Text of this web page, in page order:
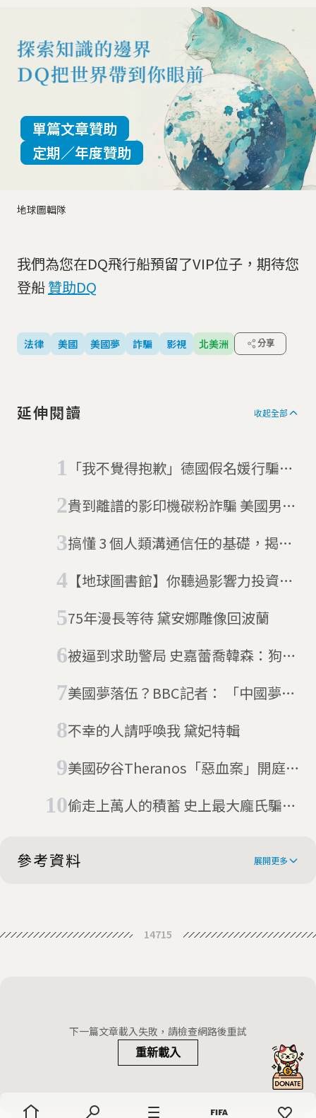
地球圖輯隊
單篇文章贊助
定期／年度贊助
我們為您在DQ飛行船預留了VIP位子，期待您
登船贊助DQ
法律 美國 美國夢 詐騙 影視 北美洲 分享
延伸閱讀 收起全部
「我不覺得抱歉」德國假名媛行騙紐
貴到離譜的影印機碳粉詐騙 美國男子
搞懂 3 個人類溝通信任的基礎，揭穿
人手法！
【地球圖書館】你聽過影響力投資
（5/26更新） 75年漫長等待 黛安娜雕像回波蘭
被逼到求助警局 史嘉蕾喬韓森：狗仔
美國夢落伍？BBC記者： 「中國夢」
不幸的人請呼喚我 黛妃特輯
美國矽谷Theranos「惡血案」開庭
算？
偷走上萬人的積蓄 史上最大龐氏騙局
參考資料 展開更多
Anna’ and Life After Rikers
EXCLUSIVE: Netflix paid fake
heiress Anna Sorokin $320,000 for
Julia Garner On How She Won Over
Delvey
Erasing Anna: From ICE detention,
14715
下一篇文章載入失敗，請檢查網路後重試
重新載入